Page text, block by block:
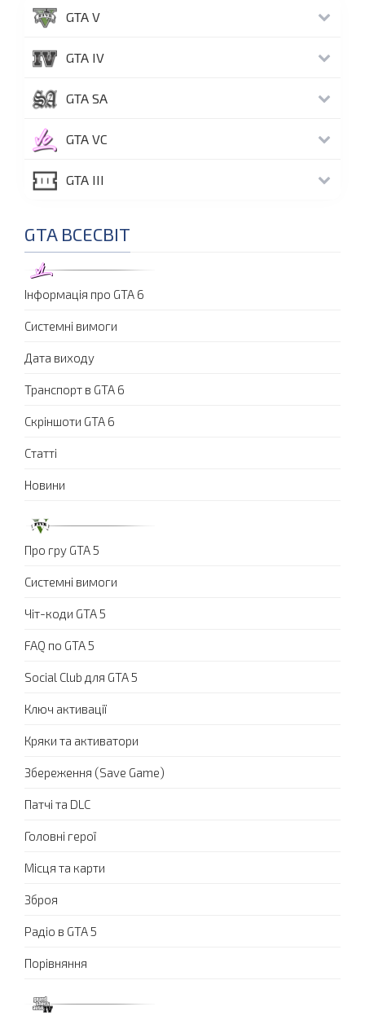
GTA V
GTA IV
GTA SA
GTA VC
GTA III
GTA ВСЕСВІТ
Інформація про GTA 6
Системні вимоги
Дата виходу
Транспорт в GTA 6
Скріншоти GTA 6
Статті
Новини
Про гру GTA 5
Системні вимоги
Чіт-коди GTA 5
FAQ по GTA 5
Social Club для GTA 5
Ключ активації
Кряки та активатори
Збереження (Save Game)
Патчі та DLC
Головні герої
Місця та карти
Зброя
Радіо в GTA 5
Порівняння